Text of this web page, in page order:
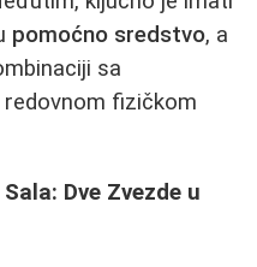
pomoćno sredstvo, a
sa
fizičkom
Dve Zvezde u